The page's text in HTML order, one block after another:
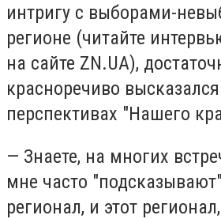
интригу с выборами-
регионе (читайте
на сайте ZN.UA),
красноречиво
перспективах "Нашего
— Знаете, на многих
мне часто
регионал, и этот